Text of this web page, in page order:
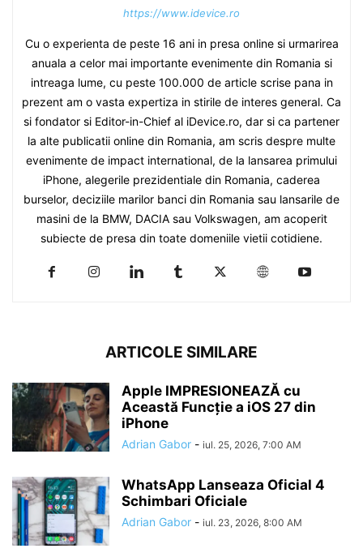
https://www.idevice.ro
Cu o experienta de peste 16 ani in presa online si urmarirea
anuala a celor mai importante evenimente din Romania si
intreaga lume, cu peste 100.000 de article scrise pana in
prezent am o vasta expertiza in stirile de interes general. Ca
si fondator si Editor-in-Chief al iDevice.ro, dar si ca partener
la alte publicatii online din Romania, am scris despre multe
evenimente de impact international, de la lansarea primului
iPhone, alegerile prezidentiale din Romania, caderea
burselor, deciziile marilor banci din Romania sau lansarile de
masini de la BMW, DACIA sau Volkswagen, am acoperit
subiecte de presa din toate domeniile vietii cotidiene.
ARTICOLE SIMILARE
Apple IMPRESIONEAZĂ cu
Această Funcție a iOS 27 din
iPhone
Adrian Gabor - iul. 25, 2026, 7:00 AM
WhatsApp Lanseaza Oficial 4
Schimbari Oficiale
Adrian Gabor - iul. 23, 2026, 8:00 AM